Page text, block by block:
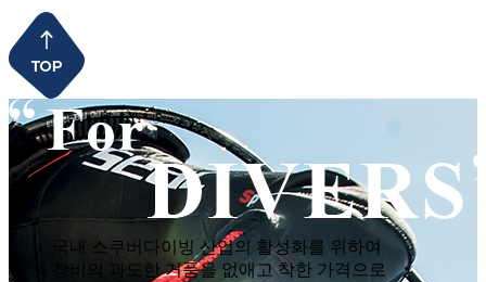
국내 스쿠버다이빙 산업의 활성화를 위하여
장비의 과도한 거품을 없애고 착한 가격으로